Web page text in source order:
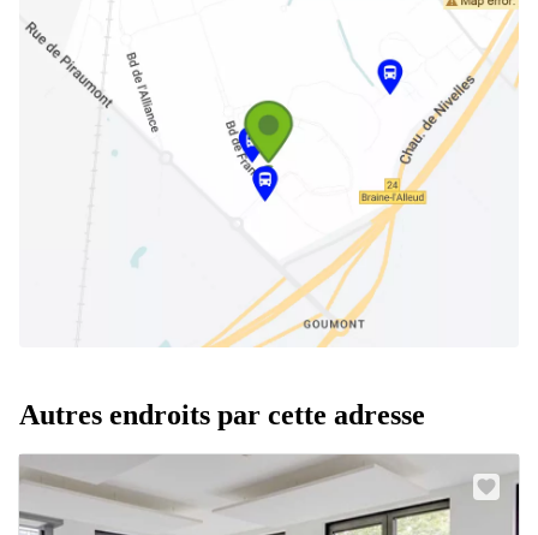
Autres endroits par cette adresse